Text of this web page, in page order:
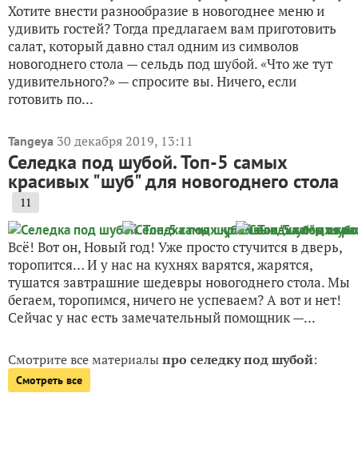
Хотите внести разнообразие в новогоднее меню и
удивить гостей? Тогда предлагаем вам приготовить
салат, который давно стал одним из символов
новогоднего стола — сельдь под шубой. «Что же тут
удивительного?» — спросите вы. Ничего, если
готовить по...
Tangeya 30 декабря 2019, 13:11
Селедка под шубой. Топ-5 самых
красивых "шуб" для новогоднего стола
11
Всё! Вот он, Новый год! Уже просто стучится в дверь,
торопится… И у нас на кухнях варятся, жарятся,
тушатся завтрашние шедевры новогоднего стола. Мы
бегаем, торопимся, ничего не успеваем? А вот и нет!
Сейчас у нас есть замечательный помощник —...
Смотрите все материалыпро селедку под шубой:
Смотреть все